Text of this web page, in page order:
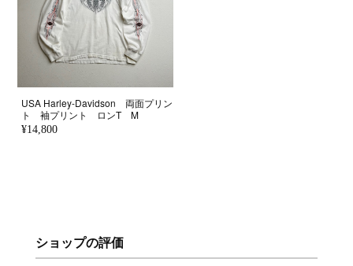
USA Harley-Davidson 両面プリン
ト 袖プリント ロンT M
¥14,800
ショップの評価